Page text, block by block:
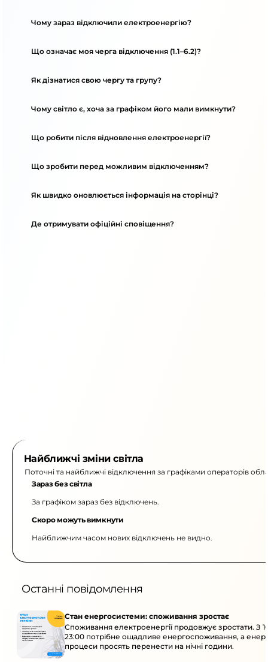
Чому зараз відключили електроенергію?
Що означає моя черга відключення (1.1–6.2)?
Як дізнатися свою чергу та групу?
Чому світло є, хоча за графіком його мали вимкнути?
Що робити після відновлення електроенергії?
Що зробити перед можливим відключенням?
Як швидко оновлюється інформація на сторінці?
Де отримувати офіційні сповіщення?
Найближчі зміни світла
Поточні та найближчі відключення за графіками операторів
Зараз без світла
За графіком зараз без відключень.
Скоро можуть вимкнути
Найближчим часом нових відключень не видно.
Останні повідомлення
Стан енергосистеми: споживання зростає
Споживання електроенергії продовжує зростати. З
23:00 потрібне ощадливе енергоспоживання, а
процеси просять перенести на нічні години.